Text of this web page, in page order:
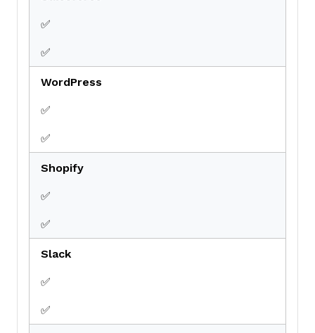
✅
✅
WordPress
✅
✅
Shopify
✅
✅
Slack
✅
✅